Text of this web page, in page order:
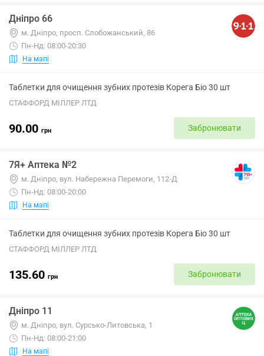
Дніпро 66
м. Дніпро, просп. Слобожанський, 86
Пн-Нд: 08:00-20:30
На мапі
Таблетки для очищення зубних протезів Корега Біо 30 шт
СТАФФОРД МІЛЛЕР ЛТД
90.00 грн Забронювати
7Я+ Аптека №2
м. Дніпро, вул. Набережна Перемоги, 112-Д
Пн-Нд: 08:00-20:00
На мапі
Таблетки для очищення зубних протезів Корега Біо 30 шт
СТАФФОРД МІЛЛЕР ЛТД
135.60 грн Забронювати
Дніпро 11
м. Дніпро, вул. Сурсько-Литовська, 1
Пн-Нд: 08:00-21:00
На мапі